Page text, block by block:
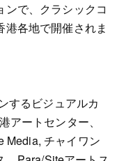
で、クラシックコ
各地で開催されま
するビジュアルカ
アートセンター、
Media, チャイワン